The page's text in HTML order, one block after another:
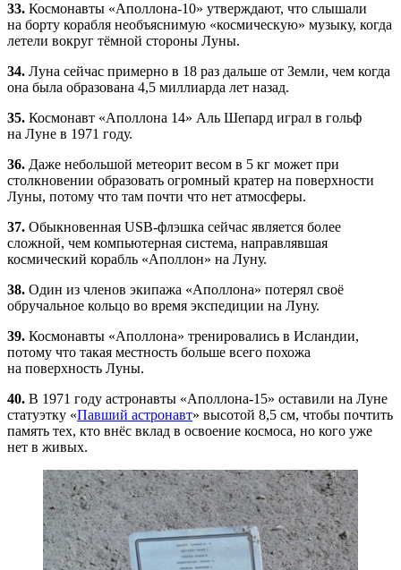
33. Космонавты «Аполлона-10» утверждают, что слышали
на борту корабля необъяснимую «космическую» музыку, когда
летели вокруг тёмной стороны Луны.
34. Луна сейчас примерно в 18 раз дальше от Земли, чем когда
она была образована 4,5 миллиарда лет назад.
35. Космонавт «Аполлона 14» Аль Шепард играл в гольф
на Луне в 1971 году.
36. Даже небольшой метеорит весом в 5 кг может при
столкновении образовать огромный кратер на поверхности
Луны, потому что там почти что нет атмосферы.
37. Обыкновенная USB-флэшка сейчас является более
сложной, чем компьютерная система, направлявшая
космический корабль «Аполлон» на Луну.
38. Один из членов экипажа «Аполлона» потерял своё
обручальное кольцо во время экспедиции на Луну.
39. Космонавты «Аполлона» тренировались в Исландии,
потому что такая местность больше всего похожа
на поверхность Луны.
40. В 1971 году астронавты «Аполлона-15» оставили на Луне
статуэтку «Павший астронавт» высотой 8,5 см, чтобы почтить
память тех, кто внёс вклад в освоение космоса, но кого уже
нет в живых.